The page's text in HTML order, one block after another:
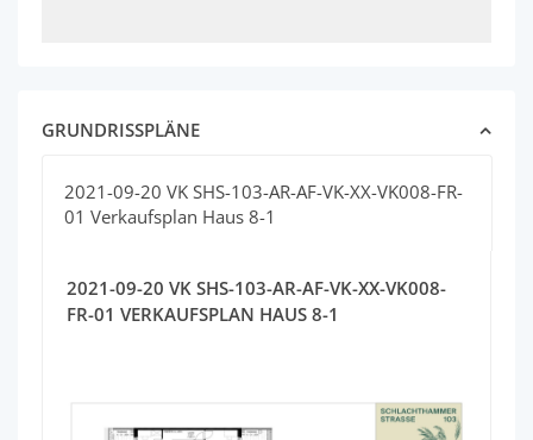
GRUNDRISSPLÄNE
2021-09-20 VK SHS-103-AR-AF-VK-XX-VK008-FR-
01 Verkaufsplan Haus 8-1
2021-09-20 VK SHS-103-AR-AF-VK-XX-VK008-
FR-01 VERKAUFSPLAN HAUS 8-1